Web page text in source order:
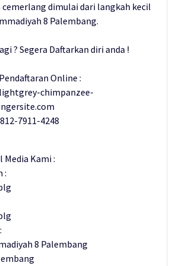
cemerlang dimulai dari langkah kecil
8 Palembang.
? Segera Daftarkan diri anda !
Online :
chimpanzee-
7911-4248
Media Kami :
:
8 Palembang